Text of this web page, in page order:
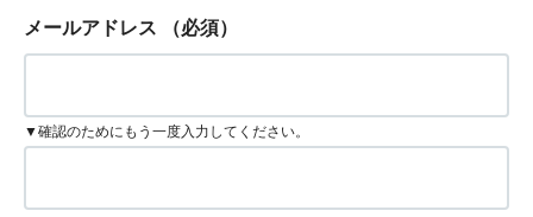
メールアドレス （必須）
▼確認のためにもう一度入力してください。